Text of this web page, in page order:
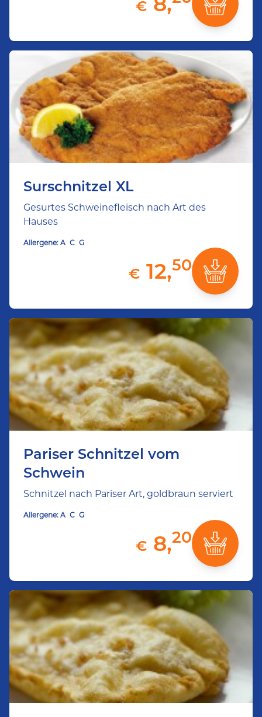
€
Surschnitzel XL
Gesurtes Schweinefleisch nach Art des
Hauses
Allergene: A C G
€ 12,50
Pariser Schnitzel vom
Schwein
Schnitzel nach Pariser Art, goldbraun serviert
Allergene: A C G
€ 8,20